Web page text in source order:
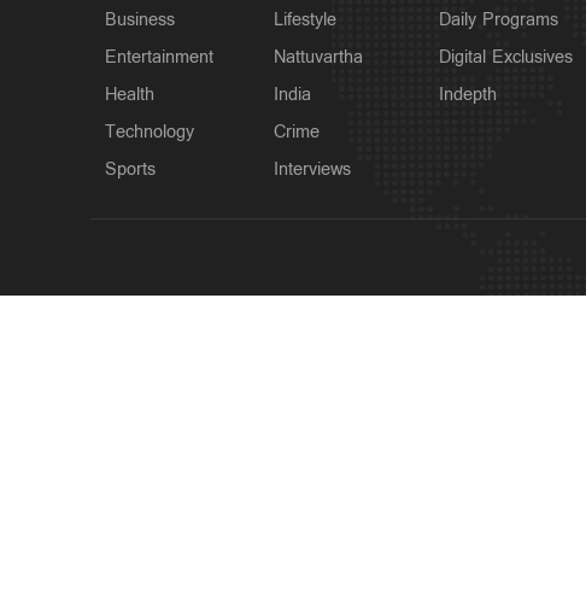
Business
Entertainment
Health
Technology
Sports
Lifestyle
Nattuvartha
India
Crime
Interviews
Daily Programs
Digital Exclusives
Indepth